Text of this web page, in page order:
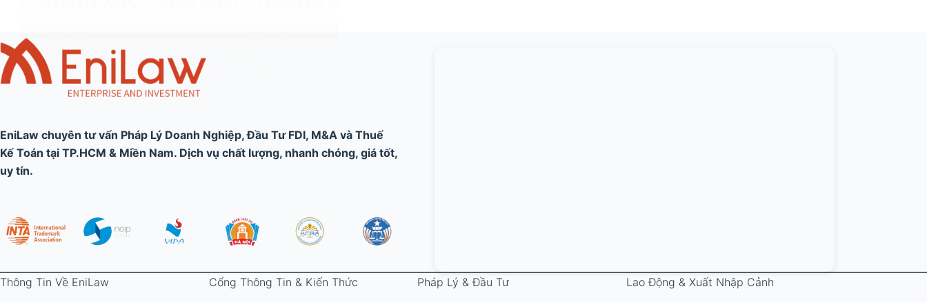
EniLaw chuyên tư vấn Pháp Lý Doanh Nghiệp, Đầu Tư FDI, M&A và Thuế
Kế Toán tại TP.HCM & Miền Nam. Dịch vụ chất lượng, nhanh chóng, giá tốt,
uy tín.
Thông Tin Về EniLaw Cổng Thông Tin & Kiến Thức Pháp Lý & Đầu Tư Lao Động & Xuất Nhập Cảnh